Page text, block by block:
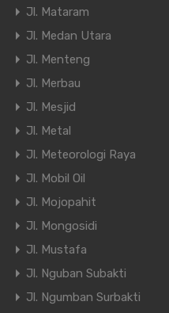
Jl. Mataram
Jl. Medan Utara
Jl. Menteng
Jl. Merbau
Jl. Mesjid
Jl. Metal
Jl. Meteorologi Raya
Jl. Mobil Oil
Jl. Mojopahit
Jl. Mongosidi
Jl. Mustafa
Jl. Nguban Subakti
Jl. Ngumban Surbakti